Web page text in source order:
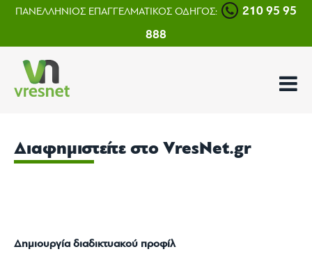
ΠΑΝΕΛΛΗΝΙΟΣ ΕΠΑΓΓΕΛΜΑΤΙΚΟΣ ΟΔΗΓΟΣ:
210 95 95
888
Διαφημιστείτε στο VresNet.gr
Δημιουργία διαδικτυακού προφίλ